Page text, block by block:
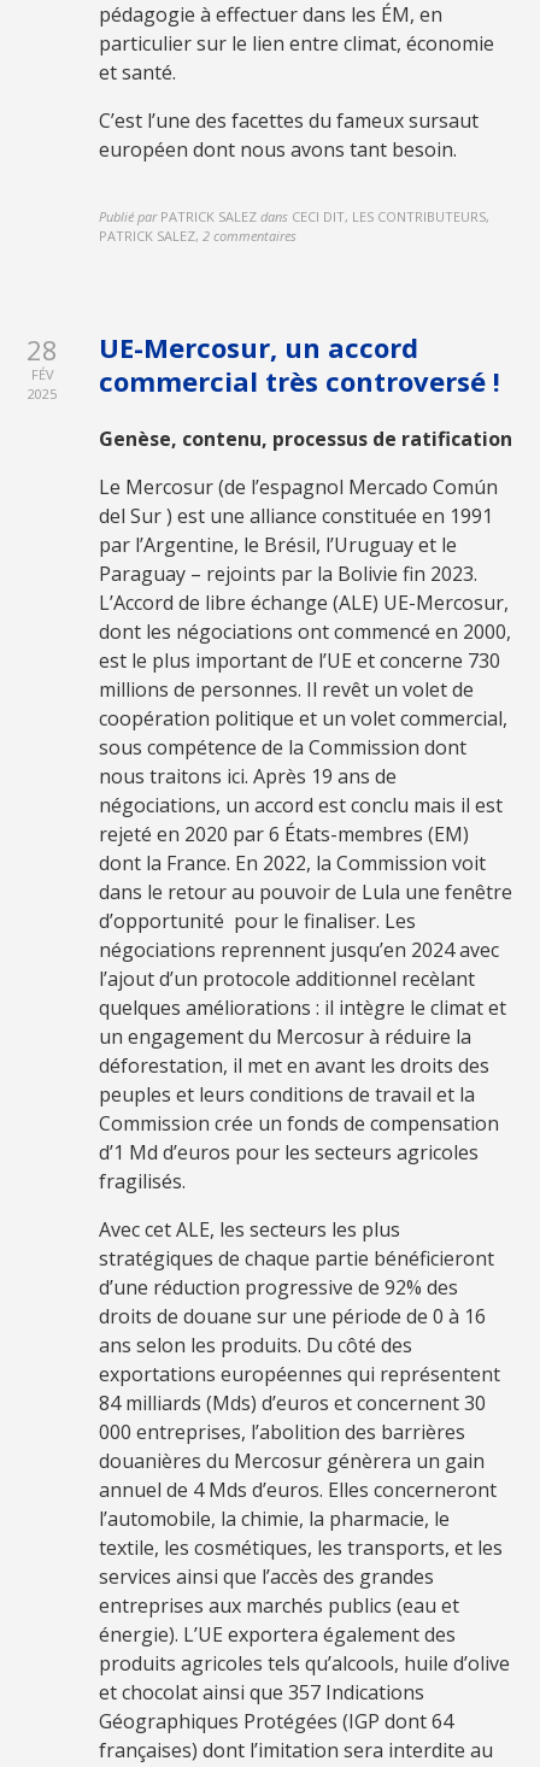
pédagogie à effectuer dans les ÉM, en
particulier sur le lien entre climat, économie
et santé.
C’est l’une des facettes du fameux sursaut
européen dont nous avons tant besoin.
Publié par PATRICK SALEZ dans CECI DIT, LES CONTRIBUTEURS,
PATRICK SALEZ,2 commentaires
28
FÉV
2025
UE-Mercosur, un accord
commercial très controversé !
Genèse, contenu, processus de ratification
Le Mercosur (de l’espagnol Mercado Común
del Sur ) est une alliance constituée en 1991
par l’Argentine, le Brésil, l’Uruguay et le
Paraguay – rejoints par la Bolivie fin 2023.
L’Accord de libre échange (ALE) UE-Mercosur,
dont les négociations ont commencé en 2000,
est le plus important de l’UE et concerne 730
millions de personnes. Il revêt un volet de
coopération politique et un volet commercial,
sous compétence de la Commission dont
nous traitons ici. Après 19 ans de
négociations, un accord est conclu mais il est
rejeté en 2020 par 6 États-membres (EM)
dont la France. En 2022, la Commission voit
dans le retour au pouvoir de Lula une fenêtre
d’opportunité pour le finaliser. Les
négociations reprennent jusqu’en 2024 avec
l’ajout d’un protocole additionnel recèlant
quelques améliorations : il intègre le climat et
un engagement du Mercosur à réduire la
déforestation, il met en avant les droits des
peuples et leurs conditions de travail et la
Commission crée un fonds de compensation
d’1 Md d’euros pour les secteurs agricoles
fragilisés.
Avec cet ALE, les secteurs les plus
stratégiques de chaque partie bénéficieront
d’une réduction progressive de 92% des
droits de douane sur une période de 0 à 16
ans selon les produits. Du côté des
exportations européennes qui représentent
84 milliards (Mds) d’euros et concernent 30
000 entreprises, l’abolition des barrières
douanières du Mercosur génèrera un gain
annuel de 4 Mds d’euros. Elles concerneront
l’automobile, la chimie, la pharmacie, le
textile, les cosmétiques, les transports, et les
services ainsi que l’accès des grandes
entreprises aux marchés publics (eau et
énergie). L’UE exportera également des
produits agricoles tels qu’alcools, huile d’olive
et chocolat ainsi que 357 Indications
Géographiques Protégées (IGP dont 64
françaises) dont l’imitation sera interdite au